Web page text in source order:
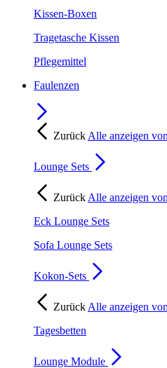
Kissen-Boxen
Tragetasche Kissen
Pflegemittel
Faulenzen
Zurück Alle anzeigen von
Lounge Sets
Zurück Alle anzeigen von
Eck Lounge Sets
Sofa Lounge Sets
Kokon-Sets
Zurück Alle anzeigen von
Tagesbetten
Lounge Module